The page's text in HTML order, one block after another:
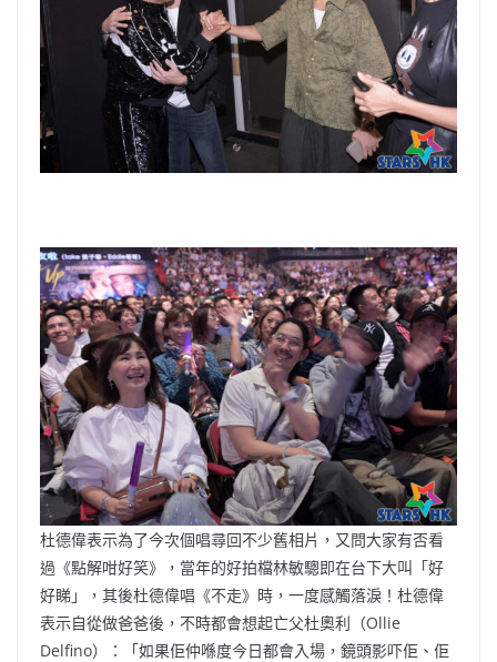
杜德偉表示為了今次個唱尋回不少舊相片，又問大家有否看
過《點解咁好笑》，當年的好拍檔林敏驄即在台下大叫「好
好睇」，其後杜德偉唱《不走》時，一度感觸落淚！杜德偉
表示自從做爸爸後，不時都會想起亡父杜奧利（Ollie
Delfino）：「如果佢仲喺度今日都會入場，鏡頭影吓佢、佢